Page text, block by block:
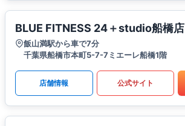
BLUE FITNESS 24＋studio船橋店
飯山満駅から車で7分
千葉県船橋市本町5-7-7ミエーレ船橋1階
店舗情報 公式サイト